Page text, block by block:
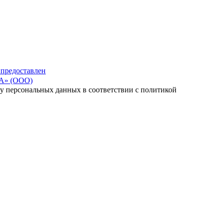
(ООО)
персональных данных в соответствии с политикой